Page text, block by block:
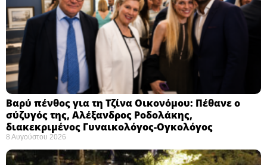
Βαρύ πένθος για τη Τζίνα Οικονόμου: Πέθανε ο
σύζυγός της, Αλέξανδρος Ροδολάκης,
διακεκριμένος Γυναικολόγος-Ογκολόγος
8 Αυγούστου 2026